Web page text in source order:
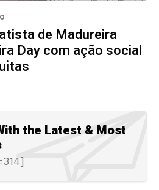
de Madureira
Day com ação social
the Latest & Most